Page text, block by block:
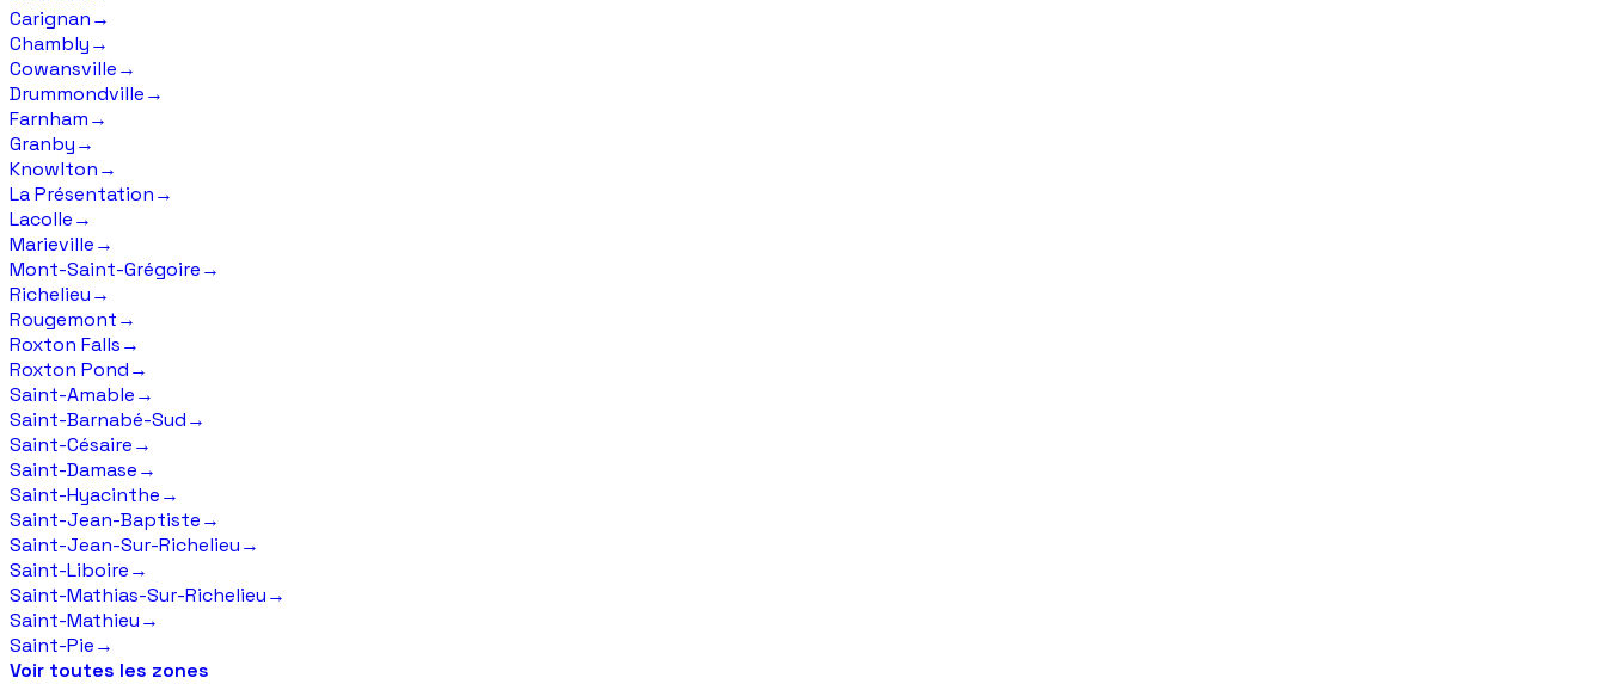
Carignan→
Chambly→
Cowansville→
Drummondville→
Farnham→
Granby→
Knowlton→
La Présentation→
Lacolle→
Marieville→
Mont-Saint-Grégoire→
Richelieu→
Rougemont→
Roxton Falls→
Roxton Pond→
Saint-Amable→
Saint-Barnabé-Sud→
Saint-Césaire→
Saint-Damase→
Saint-Hyacinthe→
Saint-Jean-Baptiste→
Saint-Jean-Sur-Richelieu→
Saint-Liboire→
Saint-Mathias-Sur-Richelieu→
Saint-Mathieu→
Saint-Pie→
Voir toutes les zones